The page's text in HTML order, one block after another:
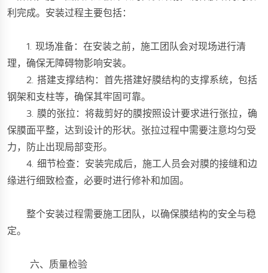
利完成。安装过程主要包括：
1. 现场准备：在安装之前，施工团队会对现场进行清
理，确保无障碍物影响安装。
2. 搭建支撑结构：首先搭建好膜结构的支撑系统，包括
钢架和支柱等，确保其牢固可靠。
3. 膜的张拉：将裁剪好的膜按照设计要求进行张拉，确
保膜面平整，达到设计的形状。张拉过程中需要注意均匀受
力，防止出现局部变形。
4. 细节检查：安装完成后，施工人员会对膜的接缝和边
缘进行细致检查，必要时进行修补和加固。
整个安装过程需要施工团队，以确保膜结构的安全与稳
定。
六、质量检验